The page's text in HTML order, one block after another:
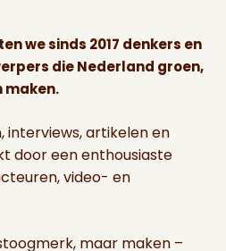
we sinds 2017 denkers en
die Nederland groen,
maken.
interviews, artikelen en
door een enthousiaste
video- en
maar maken –